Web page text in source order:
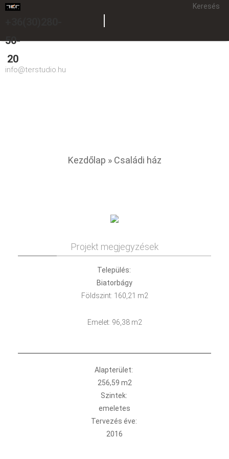
50-
20
info@terstudio.hu
Keresés
Kezdőlap » Családi ház
Projekt megjegyzések
Település:
Biatorbágy
Földszint: 160,21 m2
Emelet: 96,38 m2
Alapterület:
256,59 m2
Szintek:
emeletes
Tervezés éve:
2016